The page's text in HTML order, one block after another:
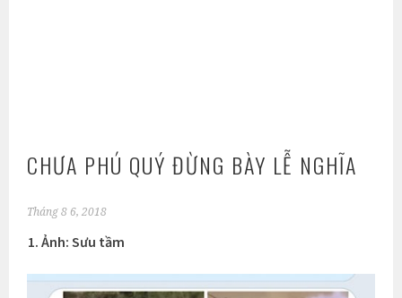
CHƯA PHÚ QUÝ ĐỪNG BÀY LỄ NGHĨA
Tháng 8 6, 2018
Ảnh: Sưu tầm